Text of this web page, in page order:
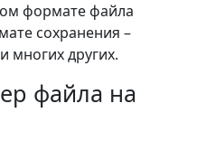
формате файла
сохранения –
многих других.
файла на